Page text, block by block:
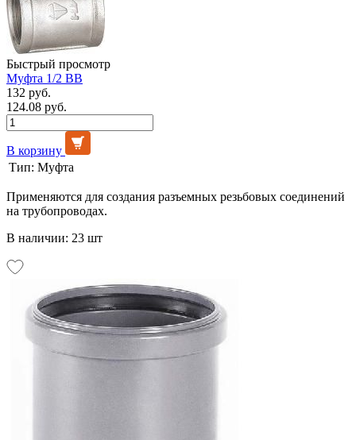
Быстрый просмотр
Муфта 1/2 ВВ
132 руб.
124.08 руб.
В корзину
Тип: Муфта
Применяются для создания разъемных резьбовых соединений
на трубопроводах.
В наличии: 23 шт